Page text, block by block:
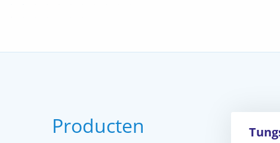
Producten